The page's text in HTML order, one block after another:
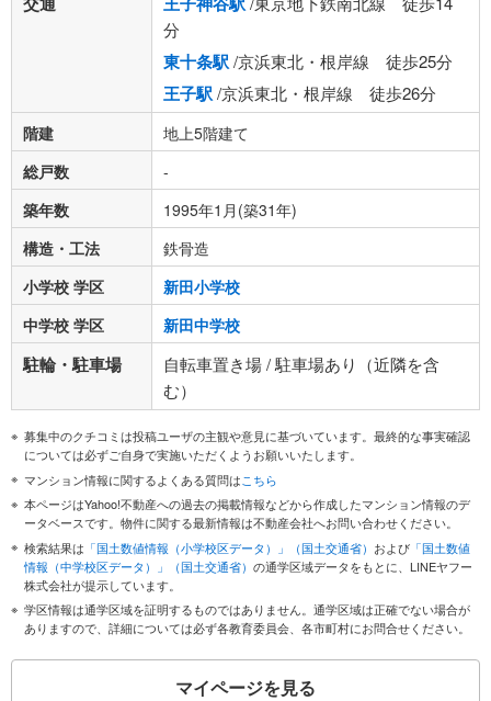
分
東十条駅/京浜東北・根岸線 徒歩25分
王子駅/京浜東北・根岸線 徒歩26分
階建
地上5階建て
総戸数
-
築年数
1995年1月(築31年)
構造・工法
鉄骨造
小学校 学区
新田小学校
中学校 学区
新田中学校
駐輪・駐車場
自転車置き場 / 駐車場あり（近隣を含
む）
募集中のクチコミは投稿ユーザの主観や意見に基づいています。最終的な事実確認
については必ずご自身で実施いただくようお願いいたします。
マンション情報に関するよくある質問はこちら
本ページはYahoo!不動産への過去の掲載情報などから作成したマンション情報のデ
ータベースです。物件に関する最新情報は不動産会社へお問い合わせください。
検索結果は 「国土数値情報（小学校区データ）」（国土交通省） および 「国土数値
情報（中学校区データ）」（国土交通省） の通学区域データをもとに、LINEヤフー
株式会社が提示しています。
学区情報は通学区域を証明するものではありません。通学区域は正確でない場合が
ありますので、詳細については必ず各教育委員会、各市町村にお問合せください。
マイページを見る